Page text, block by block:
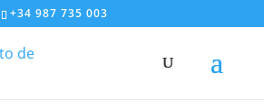
+34 987 735 003